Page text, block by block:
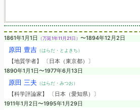
1861年1月1日 （万延1年11月21日） 〜1894年12月2日
原田 豊吉（はらだ・とよきち）
【地質学者】 〔日本（東京都）〕
1890年1月1日〜1977年6月13日
原田 三夫 （はらだ・みつお）
【科学評論家】 〔日本（愛知県）〕
1911年1月2日〜1995年1月29日